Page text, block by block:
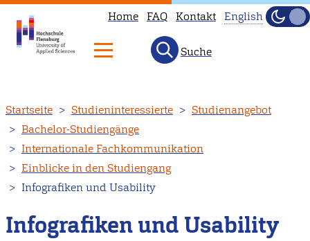
zum
Inhalt
Home FAQ Kontakt
not
to
our
English
Hell
Suche
Startseite Studieninteressierte
Studienangebot
Bachelor-Studiengänge
Internationale Fachkommunikation
Einblicke in den Studiengang
Infografiken und Usability
Infografiken und Usability